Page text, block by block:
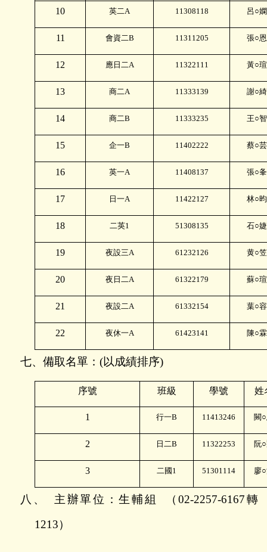
10 英二A 11308118 呂○嫻
11 會資二B 11311205 張○恩
12 應日二A 11322111 黃○瑄
13 商二A 11333139 謝○綺
14 商二B 11333235 王○智
15 企一B 11402222 蔡○芸
16 英一A 11408137 張○夆
17 日一A 11422127 林○昀
18 二英1 51308135 石○婕
19 夜設三A 61232126 黄○笠
20 夜日二A 61322179 蘇○瑄
21 夜設二A 61332154 葉○容
22 夜休一A 61423141 陳○霖
七、備取名單：(以成績排序)
序號 班級 學號 姓
1 行一B 11413246 闕
2 日二B 11322253 阮
3 二國 1 51301114 廖
八、 主辦單位：生輔組 （02-2257-6167轉
1213）